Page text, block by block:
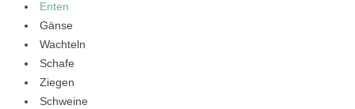
Enten
Gänse
Wachteln
Schafe
Ziegen
Schweine